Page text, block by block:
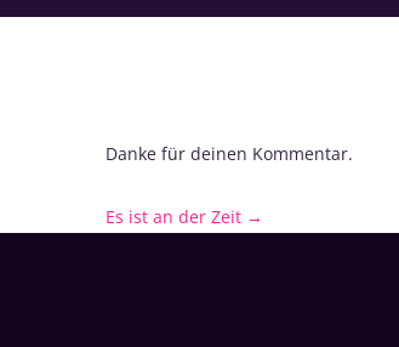
Danke für deinen Kommentar.
Es ist an der Zeit →